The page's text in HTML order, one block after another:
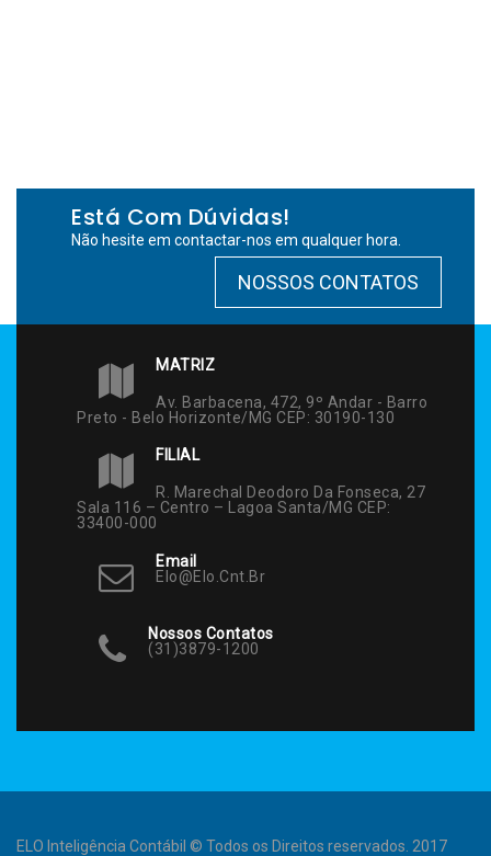
Está Com Dúvidas!
Não hesite em contactar-nos em qualquer hora.
NOSSOS CONTATOS
MATRIZ
Av. Barbacena, 472, 9º Andar - Barro
Preto - Belo Horizonte/MG CEP: 30190-130
FILIAL
R. Marechal Deodoro Da Fonseca, 27
Sala 116 – Centro – Lagoa Santa/MG CEP:
33400-000
Email
Elo@elo.cnt.br
Nossos Contatos
(31)3879-1200
ELO Inteligência Contábil © Todos os Direitos reservados. 2017